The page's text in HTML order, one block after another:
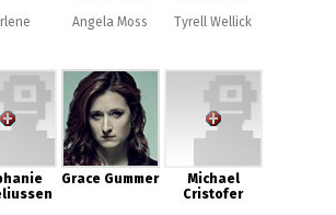
Angela Moss
Tyrell Wellick
Grace Gummer
Michael
Cristofer